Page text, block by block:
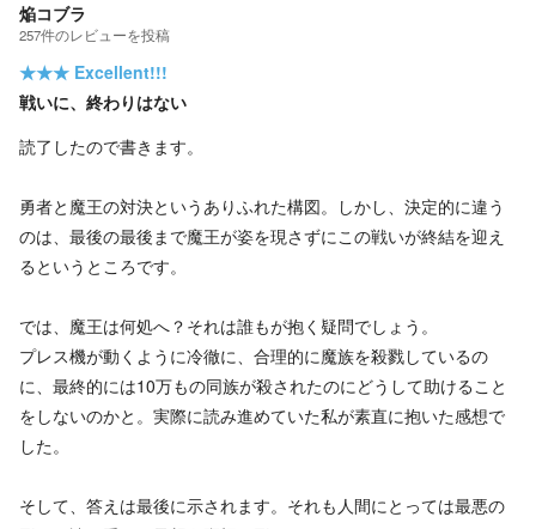
焔コブラ
257件のレビューを投稿
★★★ Excellent!!!
戦いに、終わりはない
読了したので書きます。
勇者と魔王の対決というありふれた構図。しかし、決定的に違う
のは、最後の最後まで魔王が姿を現さずにこの戦いが終結を迎え
るというところです。
では、魔王は何処へ？それは誰もが抱く疑問でしょう。
プレス機が動くように冷徹に、合理的に魔族を殺戮しているの
に、最終的には10万もの同族が殺されたのにどうして助けること
をしないのかと。実際に読み進めていた私が素直に抱いた感想で
した。
そして、答えは最後に示されます。それも人間にとっては最悪の